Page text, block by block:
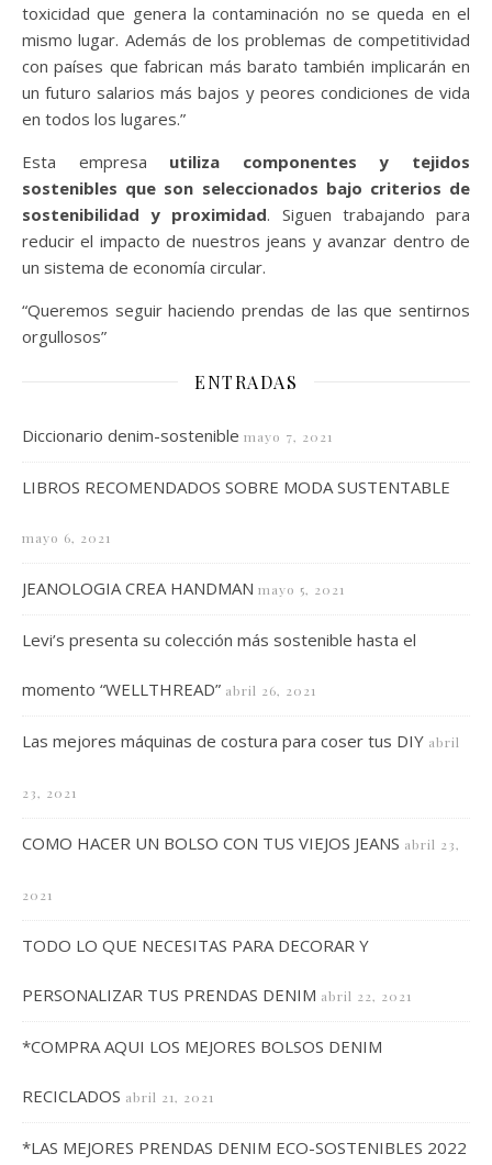
toxicidad que genera la contaminación no se queda en el
mismo lugar. Además de los problemas de competitividad
con países que fabrican más barato también implicarán en
un futuro salarios más bajos y peores condiciones de vida
en todos los lugares.”
Esta empresa utiliza componentes y tejidos
sostenibles que son seleccionados bajo criterios de
sostenibilidad y proximidad. Siguen trabajando para
reducir el impacto de nuestros jeans y avanzar dentro de
un sistema de economía circular.
“Queremos seguir haciendo prendas de las que sentirnos
orgullosos”
ENTRADAS
Diccionario denim-sostenible mayo 7, 2021
LIBROS RECOMENDADOS SOBRE MODA SUSTENTABLE
mayo 6, 2021
JEANOLOGIA CREA HANDMAN mayo 5, 2021
Levi’s presenta su colección más sostenible hasta el
momento “WELLTHREAD” abril 26, 2021
Las mejores máquinas de costura para coser tus DIY abril
23, 2021
COMO HACER UN BOLSO CON TUS VIEJOS JEANS abril 23,
2021
TODO LO QUE NECESITAS PARA DECORAR Y
PERSONALIZAR TUS PRENDAS DENIM abril 22, 2021
*COMPRA AQUI LOS MEJORES BOLSOS DENIM
RECICLADOS abril 21, 2021
*LAS MEJORES PRENDAS DENIM ECO-SOSTENIBLES 2022